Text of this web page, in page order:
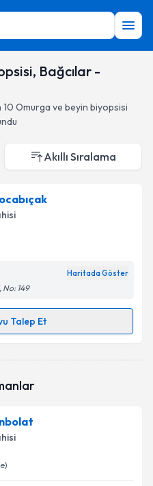
Bağcılar -
10 Omurga ve beyin biyopsisi
Akıllı Sıralama
Haritada Göster
No: 149
Talep Et
randevu almanız